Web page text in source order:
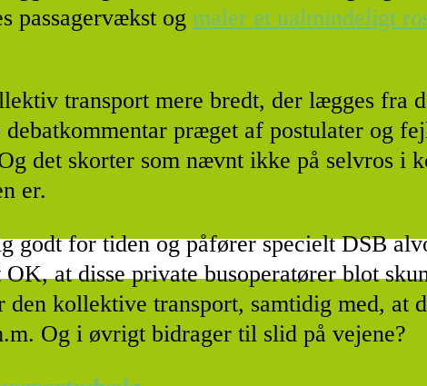
passagervækst og maler et ualmindeligt
transport mere bredt, der lægges fra
præget af postulater og
det skorter som nævnt ikke på selvros i
er.
godt for tiden og påfører specielt DSB
at disse private busoperatører blot
kollektive transport, samtidig med, at
Og i øvrigt bidrager til slid på vejene?